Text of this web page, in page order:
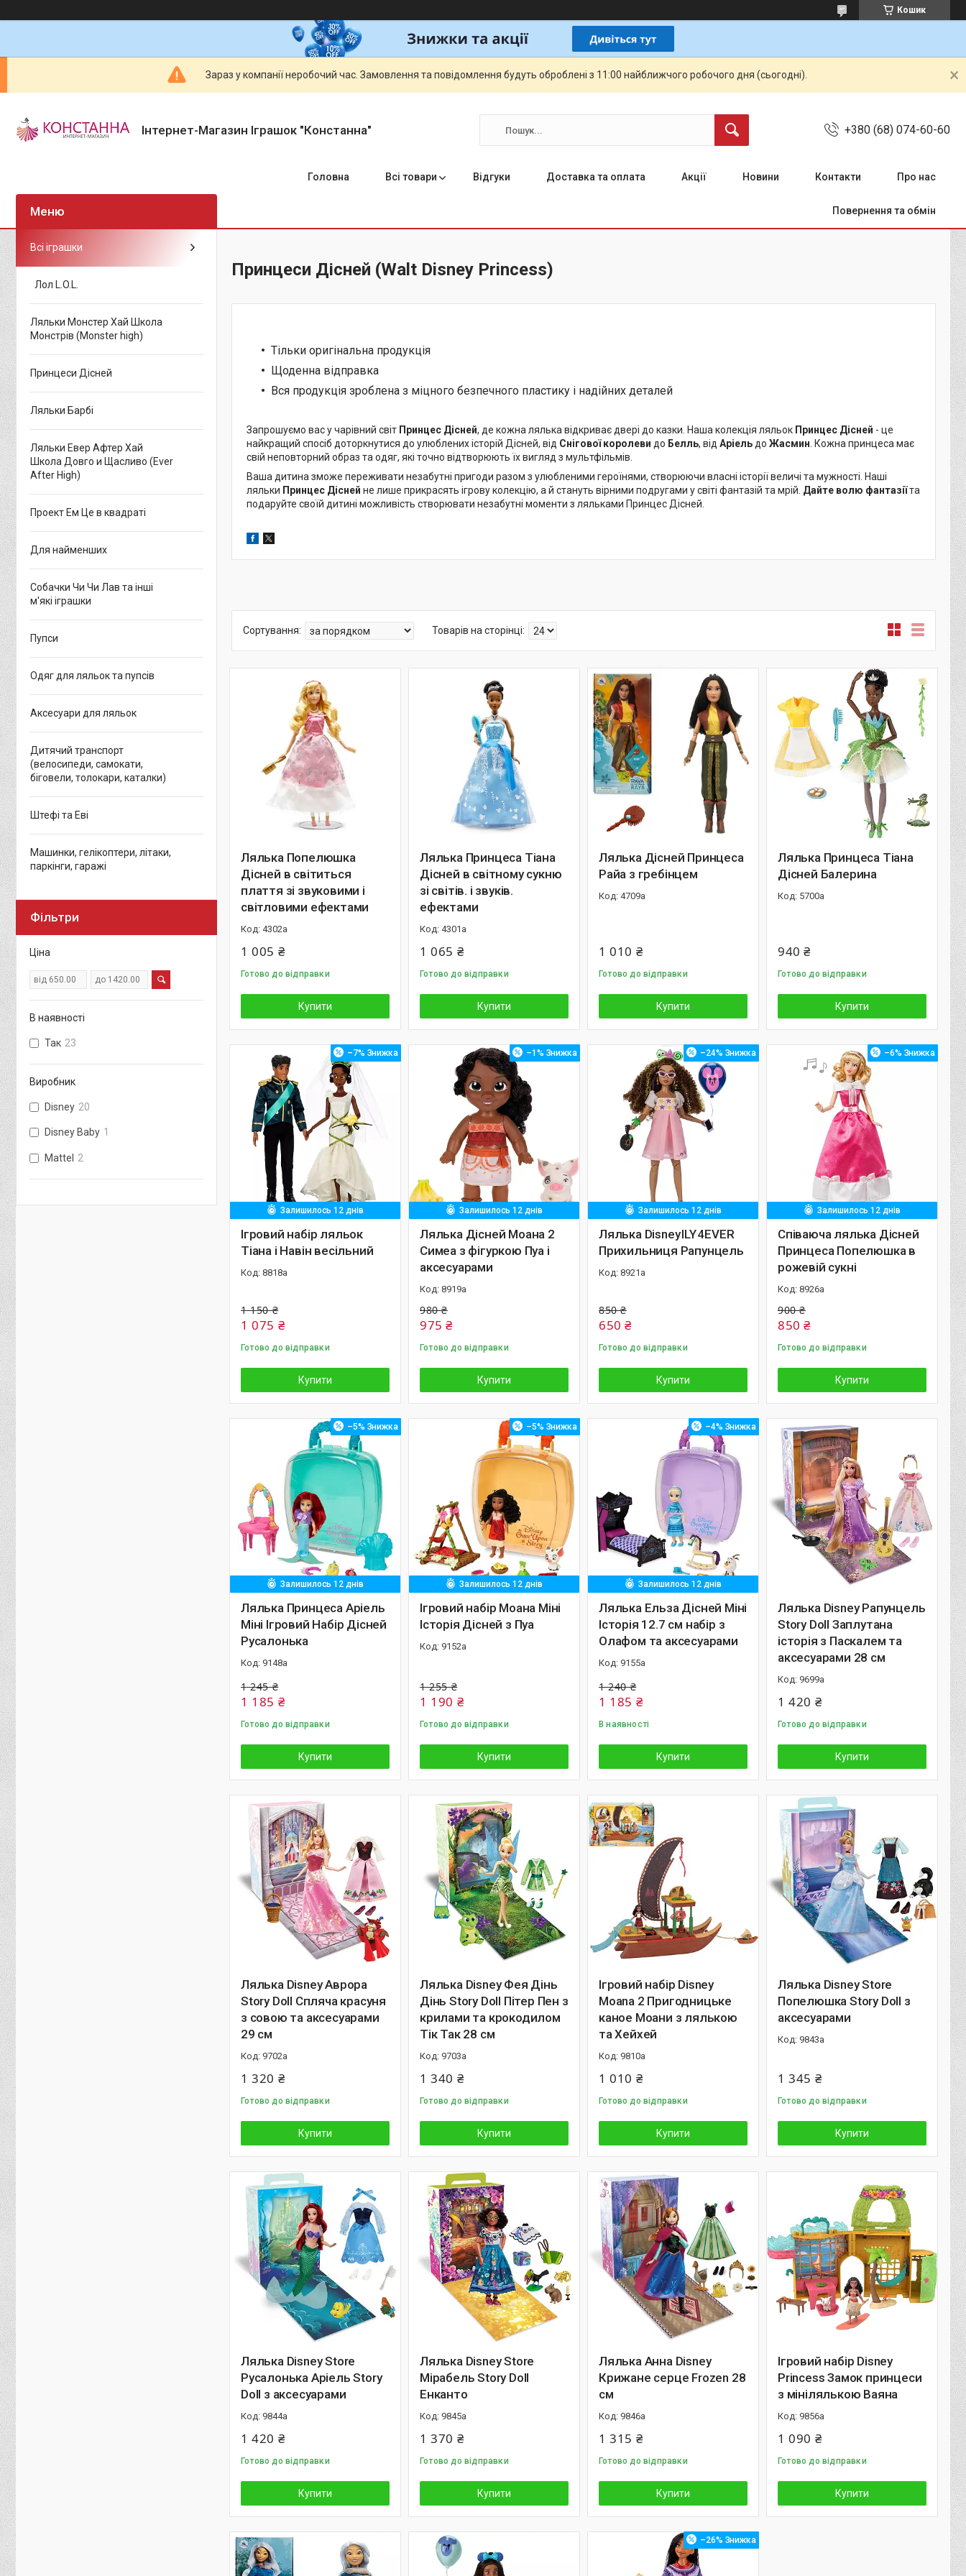
Кошик
Зараз у компанії неробочий час. Замовлення та повідомлення будуть оброблені з 11:00 найближчого робочого дня (сьогодні).
Інтернет-Магазин Іграшок "Констанна" +380 (68) 074-60-60
Головна Всі товари Відгуки Доставка та оплата Акції Новини Контакти Про нас
Повернення та обмін
Принцеси Дісней (Walt Disney Princess)
Тільки оригінальна продукція
Щоденна відправка
Вся продукція зроблена з міцного безпечного пластику і надійних деталей
Запрошуємо вас у чарівний світ Принцес Дісней, де кожна лялька відкриває двері до казки. Наша колекція ляльок Принцес Дісней - це
найкращий спосіб доторкнутися до улюблених історій Дісней, від Снігової королеви до Белль, від Аріель до Жасмин . Кожна принцеса має
свій неповторний образ та одяг, які точно відтворюють їх вигляд з мультфільмів.
Ваша дитина зможе переживати незабутні пригоди разом з улюбленими героїнями, створюючи власні історії величі та мужності. Наші
ляльки Принцес Дісней не лише прикрасять ігрову колекцію, а й стануть вірними подругами у світі фантазій та мрій. Дайте волю фантазіїта
подаруйте своїй дитині можливість створювати незабутні моменти з ляльками Принцес Дісней.
Лялька Попелюшка
Дісней в світиться
плаття зі звуковими і
світловими ефектами
4302а
1 005 ₴
Готово до відправки
Купити
Лялька Принцеса Тіана
Дісней в світному сукню
зі світів. і звуків.
ефектами
4301а
1 065 ₴
Готово до відправки
Купити
Лялька Дісней Принцеса
Райа з гребінцем
4709а
1 010 ₴
Готово до відправки
Купити
Лялька Принцеса Тіана
Дісней Балерина
5700а
940 ₴
Готово до відправки
Купити
–7%
Залишилось 12 днів
Ігровий набір ляльок
Тіана і Навін весільний
8818а
1 150 ₴
1 075 ₴
Готово до відправки
Купити
–1%
Залишилось 12 днів
Лялька Дісней Моана 2
Симеа з фігуркою Пуа і
аксесуарами
8919а
980 ₴
975 ₴
Готово до відправки
Купити
–24%
Залишилось 12 днів
Лялька Disney ILY 4EVER
Прихильниця Рапунцель
8921а
850 ₴
650 ₴
Готово до відправки
Купити
–6%
Залишилось 12 днів
Співаюча лялька Дісней
Принцеса Попелюшка в
рожевій сукні
8926а
900 ₴
850 ₴
Готово до відправки
Купити
–5%
Залишилось 12 днів
Лялька Принцеса Аріель
Міні Ігровий Набір Дісней
Русалонька
9148а
1 245 ₴
1 185 ₴
Готово до відправки
Купити
–5%
Залишилось 12 днів
Ігровий набір Моана Міні
Історія Дісней з Пуа
9152а
1 255 ₴
1 190 ₴
Готово до відправки
Купити
–4%
Залишилось 12 днів
Лялька Ельза Дісней Міні
Історія 12.7 см набір з
Олафом та аксесуарами
9155а
1 240 ₴
1 185 ₴
В наявності
Купити
Лялька Disney Рапунцель
Story Doll Заплутана
історія з Паскалем та
аксесуарами 28 см
9699а
1 420 ₴
Готово до відправки
Купити
Лялька Disney Аврора
Story Doll Спляча красуня
з совою та аксесуарами
29 см
9702а
1 320 ₴
Готово до відправки
Купити
Лялька Disney Фея Дінь
Дінь Story Doll Пітер Пен з
крилами та крокодилом
Тік Так 28 см
9703а
1 340 ₴
Готово до відправки
Купити
Ігровий набір Disney
Moana 2 Пригодницьке
каное Моани з лялькою
та Хейхей
9810а
1 010 ₴
Готово до відправки
Купити
Лялька Disney Store
Попелюшка Story Doll з
аксесуарами
9843а
1 345 ₴
Готово до відправки
Купити
Лялька Disney Store
Русалонька Аріель Story
Doll з аксесуарами
9844а
1 420 ₴
Готово до відправки
Купити
Лялька Disney Store
Мірабель Story Doll
Енканто
9845а
1 370 ₴
Готово до відправки
Купити
Лялька Анна Disney
Крижане серце Frozen 28
см
9846а
1 315 ₴
Готово до відправки
Купити
Ігровий набір Disney
Princess Замок принцеси
з мінілялькою Ваяна
9856а
1 090 ₴
Готово до відправки
Купити
–26%
Всі іграшки
Лол L.O.L.
Ляльки Монстер Хай Школа
Монстрів (Monster high)
Принцеси Дісней
Ляльки Барбі
Ляльки Евер Афтер Хай
Школа Довго и Щасливо (Ever
After High)
Проект Ем Це в квадраті
Для найменших
Собачки Чи Чи Лав та інші
м'які іграшки
Пупси
Одяг для ляльок та пупсів
Аксесуари для ляльок
Дитячий транспорт
(велосипеди, самокати,
біговели, толокари, каталки)
Штефі та Еві
Машинки, гелікоптери, літаки,
паркінги, гаражі
Фільтри
Ціна
В наявності
Так 23
Виробник
Disney 20
Disney Baby 1
Mattel 2